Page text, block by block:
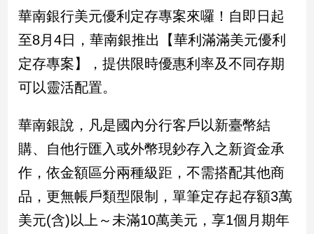
政
治
政
治
焦
品
點
民
調
國
會
華南銀行美元優利定存專案來囉！自即日起
至8月4日，華南銀推出【華利滿滿美元優利
定存專案】，提供限時優惠利率及不同存期
可以靈活配置。
華南銀說，凡是國內分行客戶以新臺幣結
購、自他行匯入或外幣現鈔存入之新資金承
作，依金額區分兩種級距，不需搭配其他商
品，更無帳戶類型限制，單筆定存起存額3萬
美元(含)以上～未滿10萬美元，享1個月期年